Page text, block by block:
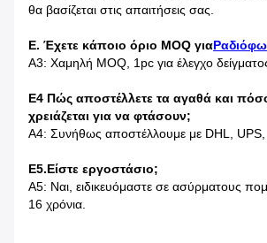
θα βασίζεται στις απαιτήσεις σας.
Ε. Έχετε κάποιο όριο MOQ για
Α3: Χαμηλή MOQ, 1pc για έλεγχο δείγματος
Ε4 Πώς αποστέλλετε τα αγαθά και
χρειάζεται για να φτάσουν;
Α4: Συνήθως αποστέλλουμε με DHL,
Ε5.Είστε εργοστάσιο;
Α5: Ναι, ειδικευόμαστε σε ασύρματους
16 χρόνια.